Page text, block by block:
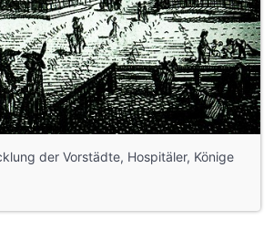
der Vorstädte, Hospitäler, Könige